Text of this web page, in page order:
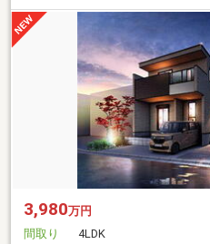
3,980万円
間取り
4LDK